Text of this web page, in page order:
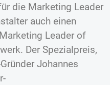
die Marketing Leader
auch einen
Leader of
Der Spezialpreis,
Johannes